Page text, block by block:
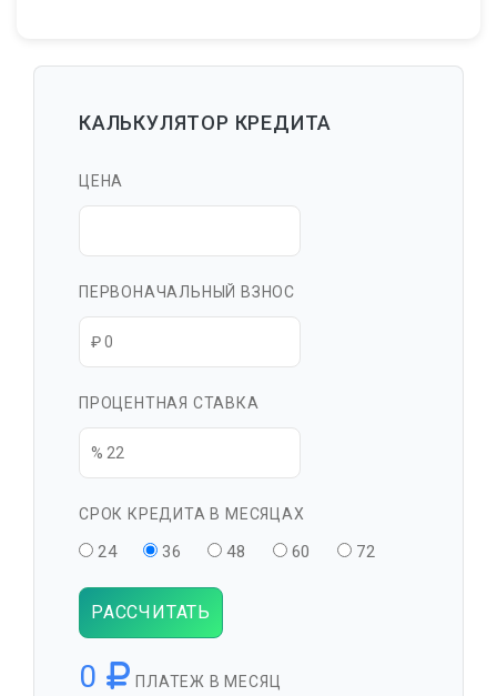
КАЛЬКУЛЯТОР КРЕДИТА
ЦЕНА
ПЕРВОНАЧАЛЬНЫЙ ВЗНОС
ПРОЦЕНТНАЯ СТАВКА
СРОК КРЕДИТА В МЕСЯЦАХ
24 36 48 60 72
РАССЧИТАТЬ
0 ПЛАТЕЖ В МЕСЯЦ